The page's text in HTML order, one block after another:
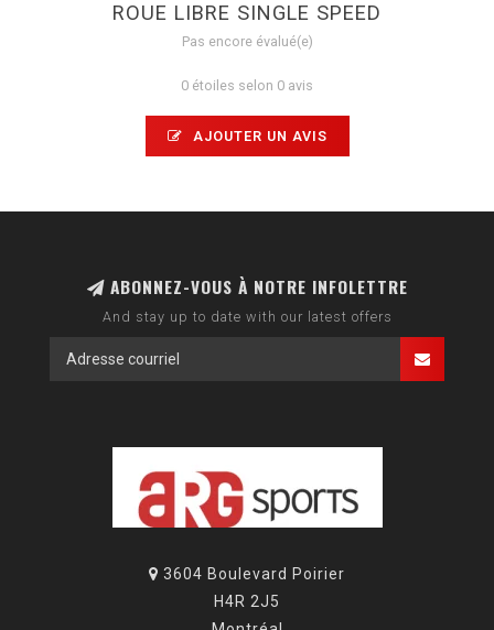
ROUE LIBRE SINGLE SPEED
Pas encore évalué(e)
0 étoiles selon 0 avis
AJOUTER UN AVIS
ABONNEZ-VOUS À NOTRE INFOLETTRE
And stay up to date with our latest offers
3604 Boulevard Poirier
H4R 2J5